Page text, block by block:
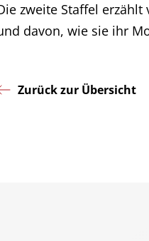
zweite Staffel
davon, wie sie ihr
Zurück zur Übersicht